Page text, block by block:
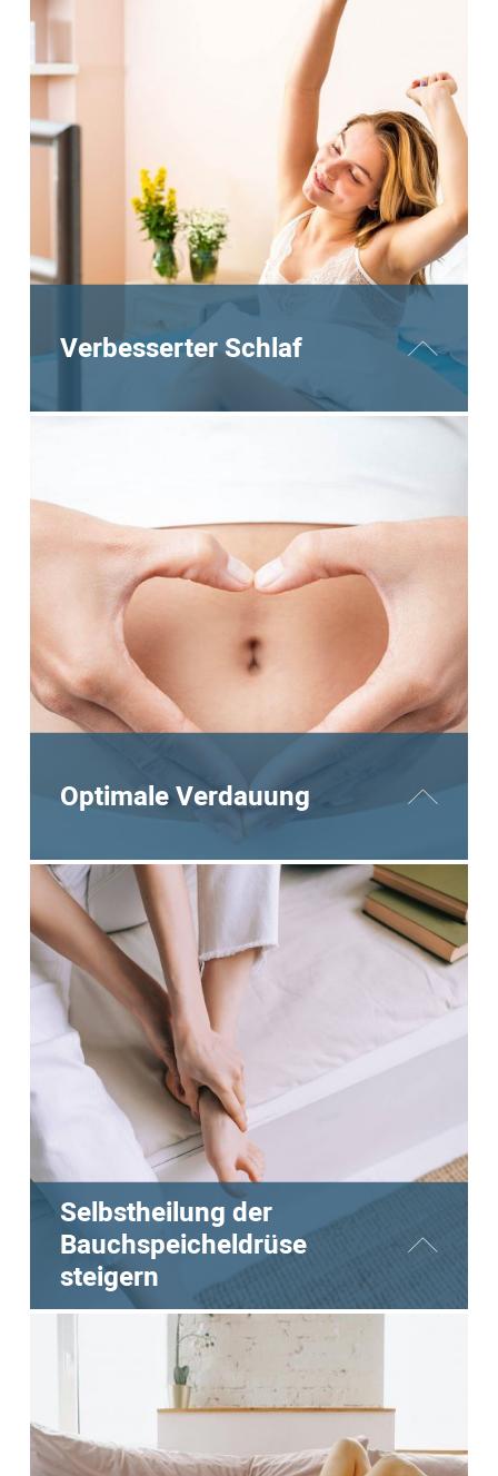
nach dem Sport. Sie hilft, Verspannungen zu
lösen, die durch intensive Aktivitäten
entstehen, und beschleunigt die Regeneration,
damit du schneller wieder fit bist.
MEHR DAZU
Verbesserter Schlaf
Die entspannende Fußmassage fördert die
Stimulation der Reflexzonen kann den Körper
in einen tiefen Entspannungszustand
versetzen, der ideal für eine erholsame
Nachtruhe ist.
MEHR DAZU
Optimale Verdauung
Durch die gezielte Massage bestimmter
Reflexzonen auf den Füßen wird die
Verdauung angeregt. Dies kann helfen,
Magenbeschwerden zu lindern und das
allgemeine Wohlbefinden nach den Mahlzeiten
zu verbessern.
MEHR LESEN!
Selbstheilung der
Bauchspeicheldrüse
steigern
Probleme und Disbalance der
Bauchspeicheldrüse sind auf den
Fußreflexzonen spürbar. Tägliche Stimulation
dieser Zone kann die Durchblutung und
Funktion verbessern. Die Selbstheilung der
Bauchspeicheldrüse aktivieren.